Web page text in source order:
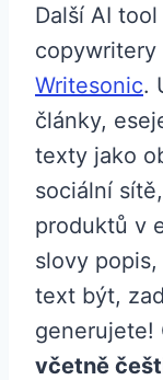
Další AI
Writesonic.
články,
texty jako
sociální
produktů v
slovy
text být,
generujete!
včetně